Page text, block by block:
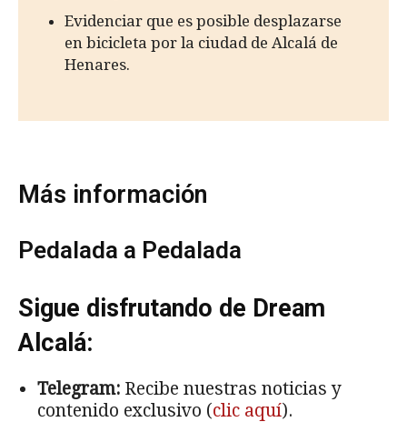
Evidenciar que es posible desplazarse
en bicicleta por la ciudad de Alcalá de
Henares.
Más información
Pedalada a Pedalada
Sigue disfrutando de Dream
Alcalá:
Telegram: Recibe nuestras noticias y
contenido exclusivo (clic aquí).